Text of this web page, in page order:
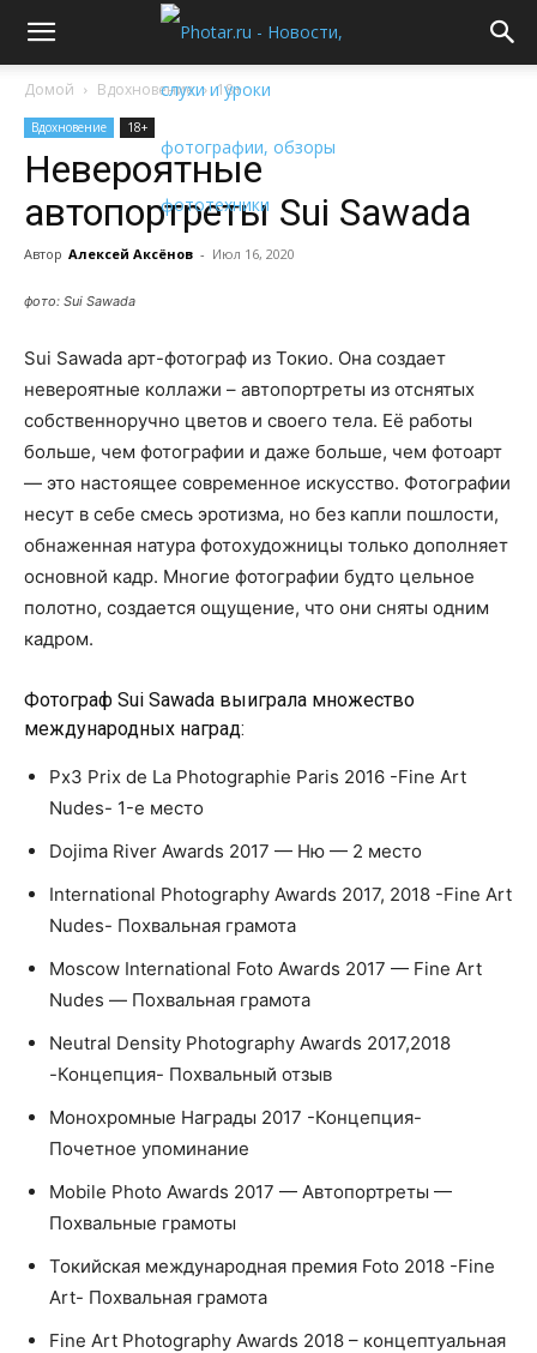
Домой Вдохновение 18+
Вдохновение 18+
Невероятные
автопортреты Sui Sawada
Автор Алексей Аксёнов - Июл 16, 2020
фото: Sui Sawada
Sui Sawada арт-фотограф из Токио. Она создает
невероятные коллажи – автопортреты из отснятых
собственноручно цветов и своего тела. Её работы
больше, чем фотографии и даже больше, чем фотоарт
— это настоящее современное искусство. Фотографии
несут в себе смесь эротизма, но без капли пошлости,
обнаженная натура фотохудожницы только дополняет
основной кадр. Многие фотографии будто цельное
полотно, создается ощущение, что они сняты одним
кадром.
Фотограф Sui Sawada выиграла множество
международных наград:
Px3 Prix de La Photographie Paris 2016 -Fine Art
Nudes- 1-е место
Dojima River Awards 2017 — Ню — 2 место
International Photography Awards 2017, 2018 -Fine Art
Nudes- Похвальная грамота
Moscow International Foto Awards 2017 — Fine Art
Nudes — Похвальная грамота
Neutral Density Photography Awards 2017,2018
-Концепция- Похвальный отзыв
Монохромные Награды 2017 -Концепция-
Почетное упоминание
Mobile Photo Awards 2017 — Автопортреты —
Похвальные грамоты
Токийская международная премия Foto 2018 -Fine
Art- Похвальная грамота
Fine Art Photography Awards 2018 – концептуальная